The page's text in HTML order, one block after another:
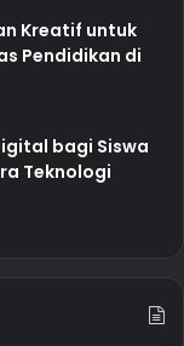
Kreatif untuk
Pendidikan di
bagi Siswa
Teknologi